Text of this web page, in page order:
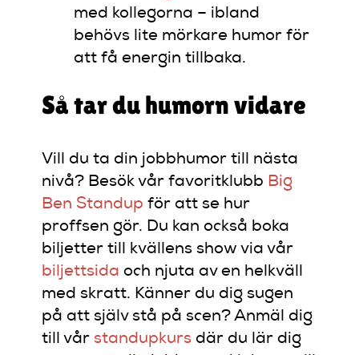
med kollegorna – ibland
behövs lite mörkare humor för
att få energin tillbaka.
Så tar du humorn vidare
Vill du ta din jobbhumor till nästa
nivå? Besök vår favoritklubb Big
Ben Standup för att se hur
proffsen gör. Du kan också boka
biljetter till kvällens show via vår
biljettsida och njuta av en helkväll
med skratt. Känner du dig sugen
på att själv stå på scen? Anmäl dig
till vår standupkurs där du lär dig